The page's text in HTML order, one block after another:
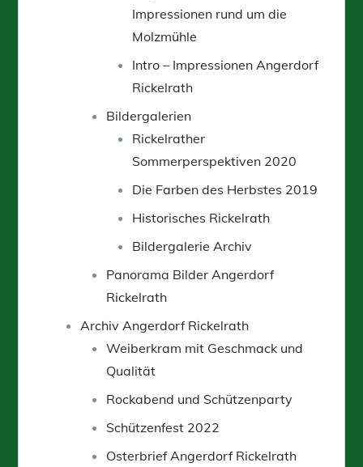
Impressionen rund um die
Molzmühle
Intro – Impressionen Angerdorf
Rickelrath
Bildergalerien
Rickelrather
Sommerperspektiven 2020
Die Farben des Herbstes 2019
Historisches Rickelrath
Bildergalerie Archiv
Panorama Bilder Angerdorf
Rickelrath
Archiv Angerdorf Rickelrath
Weiberkram mit Geschmack und
Qualität
Rockabend und Schützenparty
Schützenfest 2022
Osterbrief Angerdorf Rickelrath